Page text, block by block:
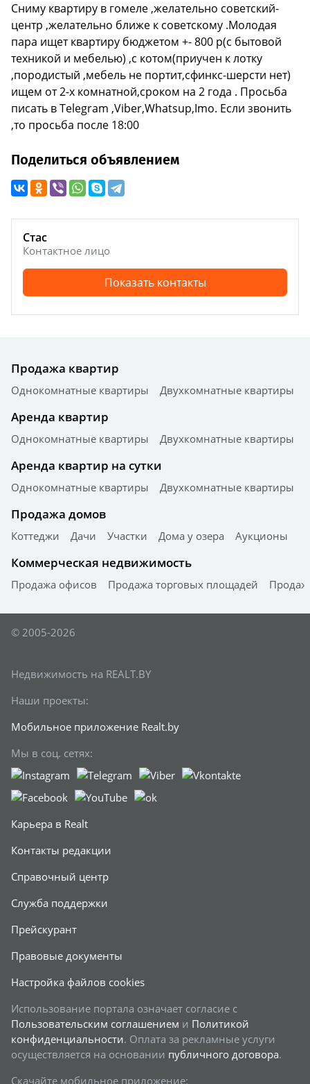
Сниму квартиру в гомеле ,желательно советский-
центр ,желательно ближе к советскому .Молодая
пара ищет квартиру бюджетом +- 800 р(с бытовой
техникой и мебелью) ,с котом(приучен к лотку
,породистый ,мебель не портит,сфинкс-шерсти нет)
ищем от 2-х комнатной,сроком на 2 года . Просьба
писать в Telegram ,Viber,Whatsup,Imo. Если звонить
,то просьба после 18:00
Поделиться объявлением
Стас
Контактное лицо
Показать контакты
Продажа квартир
Однокомнатные квартиры Двухкомнатные квартиры
Аренда квартир
Однокомнатные квартиры Двухкомнатные квартиры
Аренда квартир на сутки
Однокомнатные квартиры Двухкомнатные квартиры
Продажа домов
Коттеджи Дачи Участки Дома у озера Аукционы
Коммерческая недвижимость
Продажа офисов Продажа торговых площадей
© 2005-2026
Недвижимость на REALT.BY
Наши проекты:
Мобильное приложение Realt.by
Мы в соц. сетях:
Карьера в Realt
Контакты редакции
Справочный центр
Служба поддержки
Прейскурант
Правовые документы
Настройка файлов cookies
Использование портала означает согласие с
Пользовательским соглашением и Политикой
конфиденциальности. Оплата за рекламные услуги
осуществляется на основании публичного договора.
Скачайте мобильное приложение: